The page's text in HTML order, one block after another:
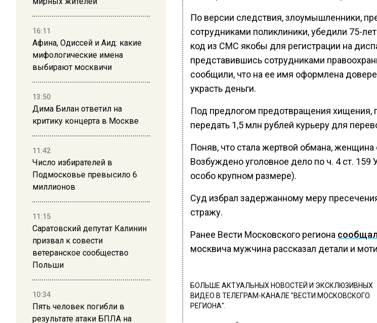
16:11
Афина, Одиссей и Аид: какие
мифологические имена
выбирают москвичи
13:50
Дима Билан ответил на
критику концерта в Москве
11:42
Число избирателей в
Подмосковье превысило 6
миллионов
11:15
Саратовский депутат Калинин
призвал к совести
ветеранское сообщество
Польши
10:34
Пять человек погибли в
результате атаки БПЛА на
По версии следствия, злоумышленники,
сотрудниками поликлиники, убедили 75-
код из СМС якобы для регистрации на
представившись сотрудниками
сообщили, что на ее имя оформлена
украсть деньги.
Под предлогом предотвращения хищения,
передать 1,5 млн рублей курьеру для
Поняв, что стала жертвой обмана, женщина
Возбуждено уголовное дело по ч. 4 ст.
особо крупном размере).
Суд избрал задержанному меру
стражу.
Ранее Вести Московского региона
москвича мужчина рассказал детали и
БОЛЬШЕ АКТУАЛЬНЫХ НОВОСТЕЙ И ЭКСКЛЮЗИВНЫХ
ВИДЕО В ТЕЛЕГРАМ-КАНАЛЕ "ВЕСТИ МОСКОВСКОГО
РЕГИОНА".